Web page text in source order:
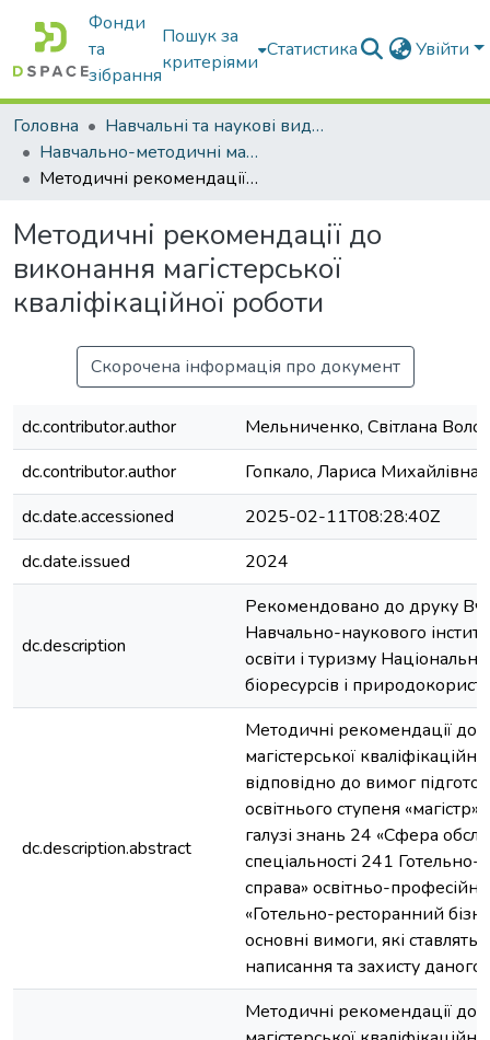
Фонди
та
зібрання
Пошук за
критеріями
Статистика Увійти
Головна
Навчальні та наукові видання
Навчально-методичні матеріали
Методичні рекомендації до виконання магістерської кваліфікаційної роботи
Методичні рекомендації до
виконання магістерської
кваліфікаційної роботи
Скорочена інформація про документ
dc.contributor.author
Мельниченко, Світлана
dc.contributor.author
Гопкало, Лариса Михайлівна
dc.date.accessioned
2025-02-11T08:28:40Z
dc.date.issued
2024
dc.description
Рекомендовано до друку
Навчально-наукового
освіти і туризму
біоресурсів і
dc.description.abstract
Методичні рекомендації до
магістерської
відповідно до вимог
освітнього ступеня
галузі знань 24 «Сфера
спеціальності 241 Готельно-
справа» освітньо-
«Готельно-ресторанний
основні вимоги, які
написання та захисту даного
Методичні рекомендації до